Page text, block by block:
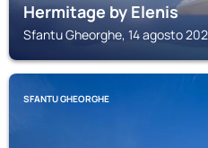
Hermitage by Elenis
Sfantu Gheorghe, 14 agosto
SFANTU GHEORGHE